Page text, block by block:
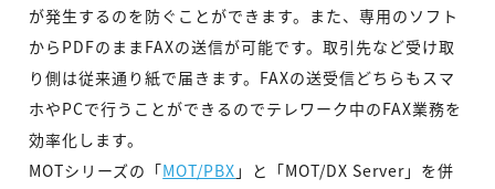
が発生するのを防ぐことができます。また、専用のソフト
からPDFのままFAXの送信が可能です。取引先など受け取
り側は従来通り紙で届きます。FAXの送受信どちらもスマ
ホやPCで行うことができるのでテレワーク中のFAX業務を
効率化します。
MOTシリーズの「MOT/PBX 」と「MOT/DX Server」を併